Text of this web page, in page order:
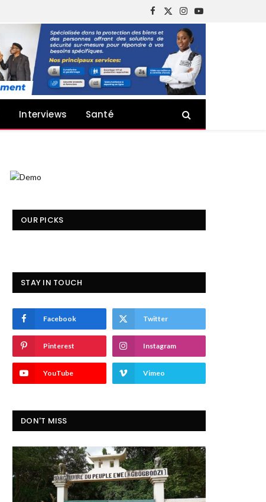
Facebook
X
(Twitter)
Instagram
YouTube
Interviews Santé
OUR PICKS
STAY IN TOUCH
Facebook Twitter
Pinterest Instagram
YouTube Vimeo
DON'T MISS